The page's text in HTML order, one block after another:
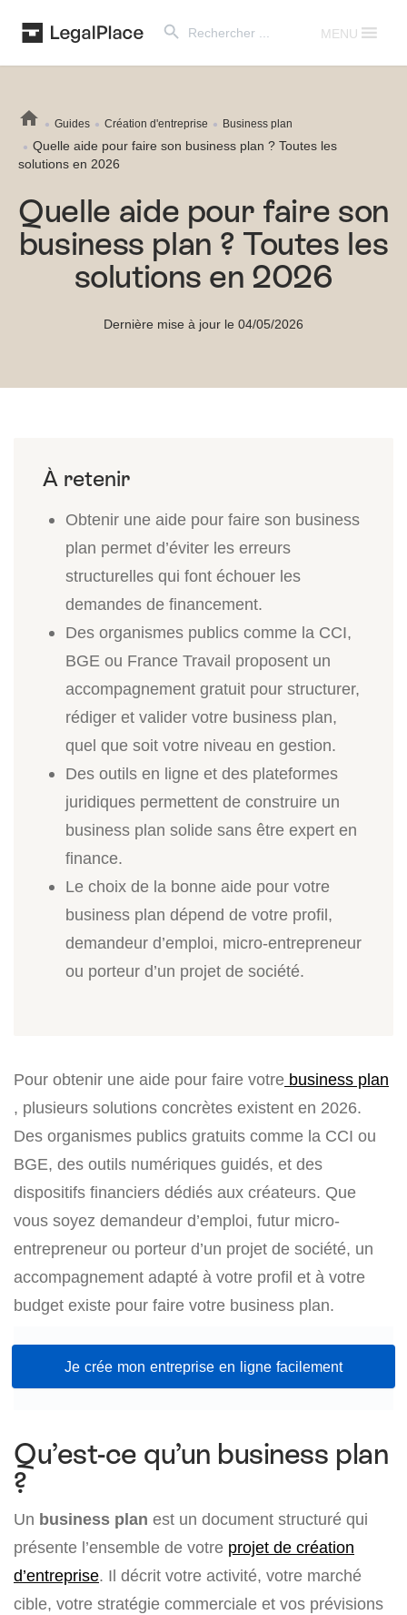
for:
MENU
Guides Création d'entreprise Business plan
Quelle aide pour faire son business plan ? Toutes les
solutions en 2026
Quelle aide pour faire son
business plan ? Toutes les
solutions en 2026
Dernière mise à jour le 04/05/2026
Obtenir une aide pour faire son business
plan permet d’éviter les erreurs
structurelles qui font échouer les
demandes de financement.
Des organismes publics comme la CCI,
BGE ou France Travail proposent un
accompagnement gratuit pour structurer,
rédiger et valider votre business plan,
quel que soit votre niveau en gestion.
Des outils en ligne et des plateformes
juridiques permettent de construire un
business plan solide sans être expert en
finance.
Le choix de la bonne aide pour votre
business plan dépend de votre profil,
demandeur d’emploi, micro-entrepreneur
ou porteur d’un projet de société.
Pour obtenir une aide pour faire votre business plan
, plusieurs solutions concrètes existent en 2026.
Des organismes publics gratuits comme la CCI ou
BGE, des outils numériques guidés, et des
dispositifs financiers dédiés aux créateurs. Que
vous soyez demandeur d’emploi, futur micro-
entrepreneur ou porteur d’un projet de société, un
accompagnement adapté à votre profil et à votre
budget existe pour faire votre business plan.
Je crée mon entreprise en ligne facilement
Qu’est-ce qu’un business plan
?
Un business plan est un document structuré qui
présente l’ensemble de votre projet de création
d’entreprise. Il décrit votre activité, votre marché
cible, votre stratégie commerciale et vos prévisions